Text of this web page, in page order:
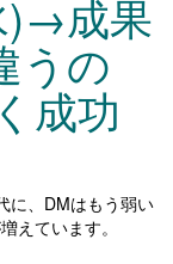
)→成果
うの
成功
に、DMはもう弱い
えています。